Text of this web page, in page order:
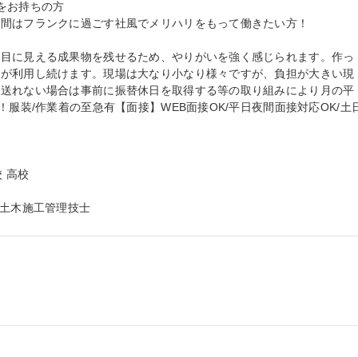
お持ちの方
はフランクに過ごす社風でメリハリをもって働きたい方！
に見える成果物を残せるため、やりがいを強く感じられます。作っ
利用し続けます。現場は大なり小なり様々ですが、負担が大きい現
れない場合は事前に振替休日を取得する等の取り組みにより月の平
服装/作業着の至急有【面接】WEB面接OK/平日夜間面接対応OK/土
高校
木施工管理技士